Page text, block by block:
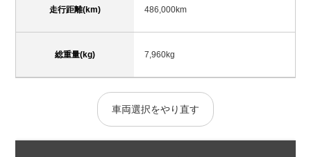
走行距離(km) 486,000km
総重量(kg) 7,960kg
車両選択をやり直す